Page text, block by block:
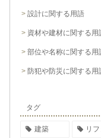
設計に関する用語
資材や建材に関する用
部位や名称に関する用
防犯や防災に関する用
タグ
建築 リ